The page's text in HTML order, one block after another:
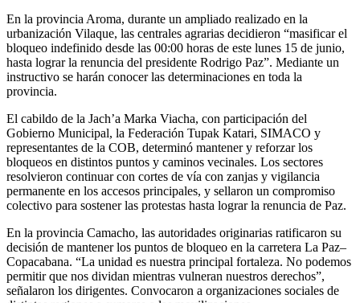
En la provincia Aroma, durante un ampliado realizado en la
urbanización Vilaque, las centrales agrarias decidieron “masificar el
bloqueo indefinido desde las 00:00 horas de este lunes 15 de junio,
hasta lograr la renuncia del presidente Rodrigo Paz”. Mediante un
instructivo se harán conocer las determinaciones en toda la
provincia.
El cabildo de la Jach’a Marka Viacha, con participación del
Gobierno Municipal, la Federación Tupak Katari, SIMACO y
representantes de la COB, determinó mantener y reforzar los
bloqueos en distintos puntos y caminos vecinales. Los sectores
resolvieron continuar con cortes de vía con zanjas y vigilancia
permanente en los accesos principales, y sellaron un compromiso
colectivo para sostener las protestas hasta lograr la renuncia de Paz.
En la provincia Camacho, las autoridades originarias ratificaron su
decisión de mantener los puntos de bloqueo en la carretera La Paz–
Copacabana. “La unidad es nuestra principal fortaleza. No podemos
permitir que nos dividan mientras vulneran nuestros derechos”,
señalaron los dirigentes. Convocaron a organizaciones sociales de